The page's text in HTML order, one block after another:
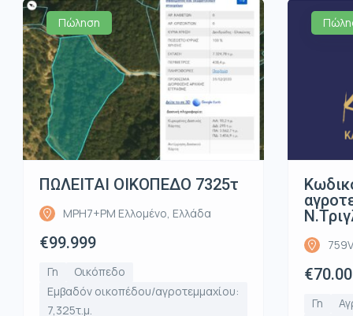
Πώληση
ΠΩΛΕΙΤΑΙ ΟΙΚΟΠΕΔΟ 7325τ
MPH7+PM Ελλομένο, Ελλάδα
€99.999
Γη
Οικόπεδο
Εμβαδόν οικοπέδου/αγροτεμμαχίου:
7,325τ.μ.
Γη